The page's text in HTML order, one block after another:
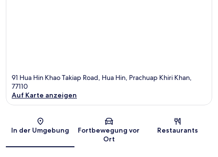
91 Hua Hin Khao Takiap Road, Hua Hin, Prachuap Khiri Khan,
77110
Auf Karte anzeigen
In der Umgebung
Fortbewegung vor
Ort
Restaurants